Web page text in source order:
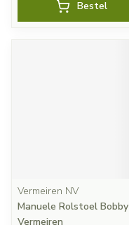
Bestel
Vermeiren NV
Manuele Rolstoel Bobby
Vermeiren